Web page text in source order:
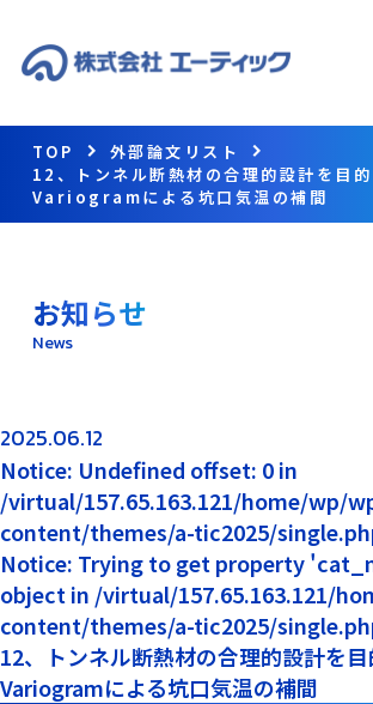
TOP
外部論文リスト
12、トンネル断熱材の合理的設計を目
Variogramによる坑口気温の補間
お知らせ
News
2025.06.12
Notice: Undefined offset: 0 in
/virtual/157.65.163.121/home/wp/
content/themes/a-tic2025/
Notice: Trying to get property
object in /virtual/157.65.163.121/
content/themes/a-tic2025/
12、トンネル断熱材の合理的設計を
Variogramによる坑口気温の補間